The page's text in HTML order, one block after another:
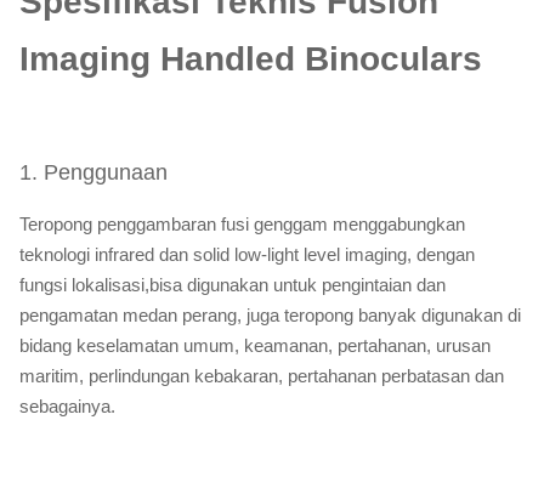
Imaging Handled Binoculars
1. Penggunaan
Teropong penggambaran fusi genggam menggabungkan
teknologi infrared dan solid low-light level imaging, dengan
fungsi lokalisasi,bisa digunakan untuk pengintaian dan
pengamatan medan perang, juga teropong banyak digunakan di
bidang keselamatan umum, keamanan, pertahanan, urusan
maritim, perlindungan kebakaran, pertahanan perbatasan dan
sebagainya.